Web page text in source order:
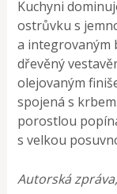
Kuchyni
ostrůvku s
a integrovaným
dřevěný
olejovaným
spojená s
porostlou
s velkou
Autorská